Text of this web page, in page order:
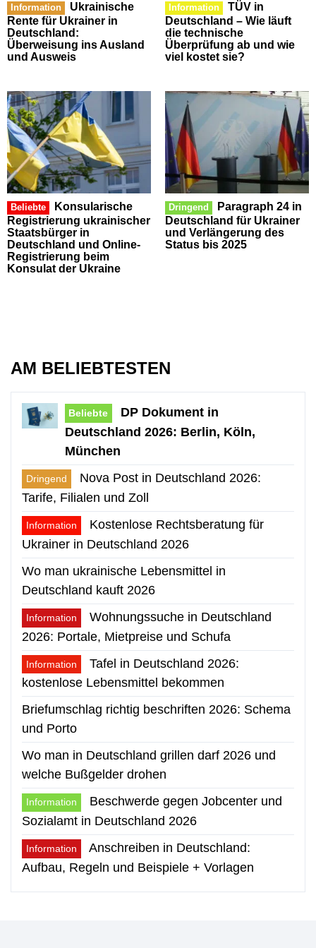
Information
Ukrainische
Rente für Ukrainer in
Deutschland:
Überweisung ins Ausland
und Ausweis
Information
TÜV in
Deutschland – Wie läuft
die technische
Überprüfung ab und wie
viel kostet sie?
Beliebte
Konsularische
Registrierung ukrainischer
Staatsbürger in
Deutschland und Online-
Registrierung beim
Konsulat der Ukraine
Dringend
Paragraph 24 in
Deutschland für Ukrainer
und Verlängerung des
Status bis 2025
AM BELIEBTESTEN
Beliebte
DP Dokument in
Deutschland 2026: Berlin, Köln,
München
Dringend
Nova Post in Deutschland 2026:
Tarife, Filialen und Zoll
Information
Kostenlose Rechtsberatung für
Ukrainer in Deutschland 2026
Wo man ukrainische Lebensmittel in
Deutschland kauft 2026
Information
Wohnungssuche in Deutschland
2026: Portale, Mietpreise und Schufa
Information
Tafel in Deutschland 2026:
kostenlose Lebensmittel bekommen
Briefumschlag richtig beschriften 2026: Schema
und Porto
Wo man in Deutschland grillen darf 2026 und
welche Bußgelder drohen
Information
Beschwerde gegen Jobcenter und
Sozialamt in Deutschland 2026
Information
Anschreiben in Deutschland:
Aufbau, Regeln und Beispiele + Vorlagen